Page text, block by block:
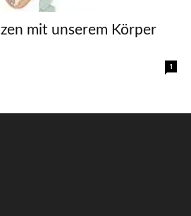
mit unserem Körper
1